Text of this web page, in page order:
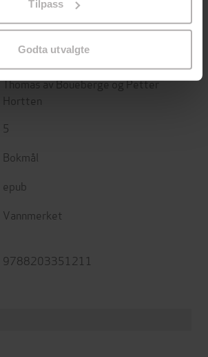
Tilpass
Godta utvalgte
471sider
Krim
Thomas av Boueberge og Petter
Hortten
5
Bokmål
epub
Vannmerket
9788203351211